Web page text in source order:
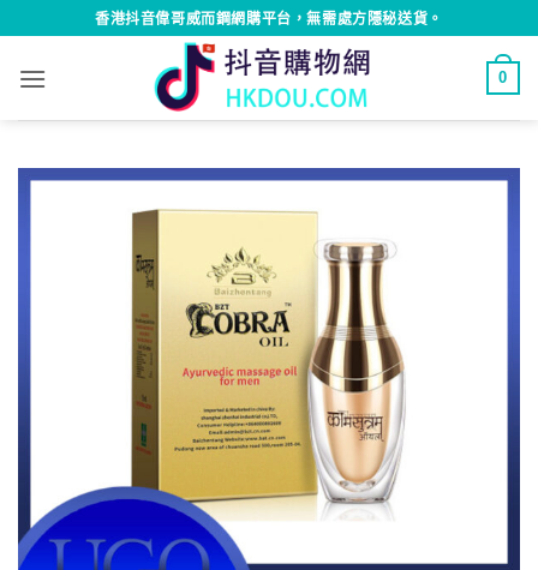
to
content
香港抖音偉哥威而鋼網購平台，無需處方隱秘送貨。
0